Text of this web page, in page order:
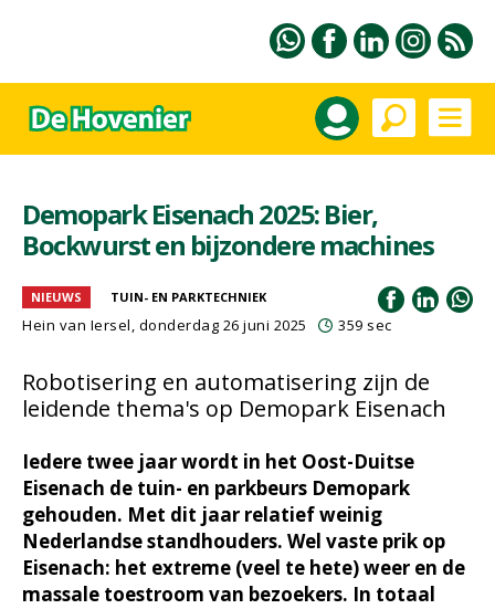
Demopark Eisenach 2025: Bier,
Bockwurst en bijzondere machines
NIEUWS TUIN- EN PARKTECHNIEK
Hein van Iersel, donderdag 26 juni 2025 359 sec
Robotisering en automatisering zijn de
leidende thema's op Demopark Eisenach
Iedere twee jaar wordt in het Oost-Duitse
Eisenach de tuin- en parkbeurs Demopark
gehouden. Met dit jaar relatief weinig
Nederlandse standhouders. Wel vaste prik op
Eisenach: het extreme (veel te hete) weer en de
massale toestroom van bezoekers. In totaal